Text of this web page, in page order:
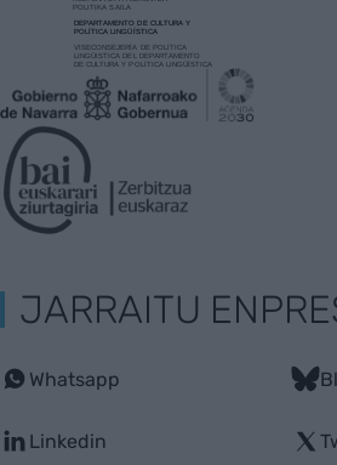
JARRAITU
Whatsapp
Linkedin